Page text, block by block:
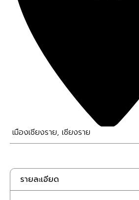
เมืองเชียงราย, เชียงราย
รายละเอียด